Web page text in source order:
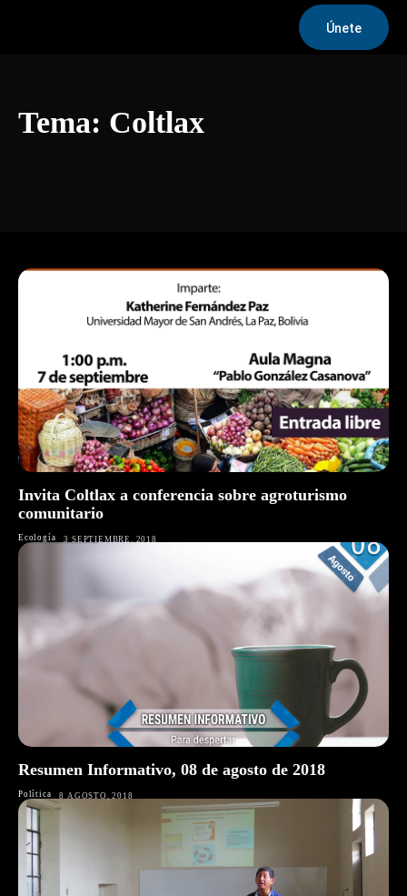
Únete
Tema: Coltlax
Invita Coltlax a conferencia sobre agroturismo
comunitario
Ecología 3 SEPTIEMBRE, 2018
Resumen Informativo, 08 de agosto de 2018
Política 8 AGOSTO, 2018